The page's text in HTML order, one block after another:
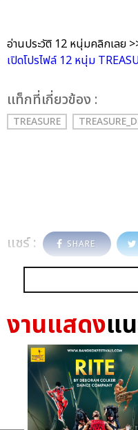
อ่านประวัติ 12 หนุ่มคลิกเลย
เปิดโปรไฟล์ 12 หนุ่ม
เเท็กที่เกี่ยวข้อง :
TREASURE
แชร์ : SHARE
งานแสดงแ